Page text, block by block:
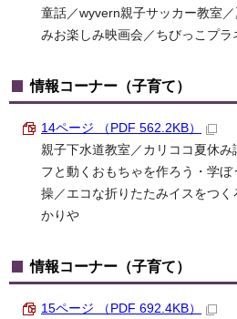
童話／wyvern親子サッカー教室
みお楽しみ映画会／ちびっこプラ
情報コーナー（子育て）
14ページ （PDF 562.2KB）
親子下水道教室／カリココ夏休
フと動くおもちゃを作ろう・学
操／エコな折りたたみイスをつ
かりや
情報コーナー（子育て）
15ページ （PDF 692.4KB）